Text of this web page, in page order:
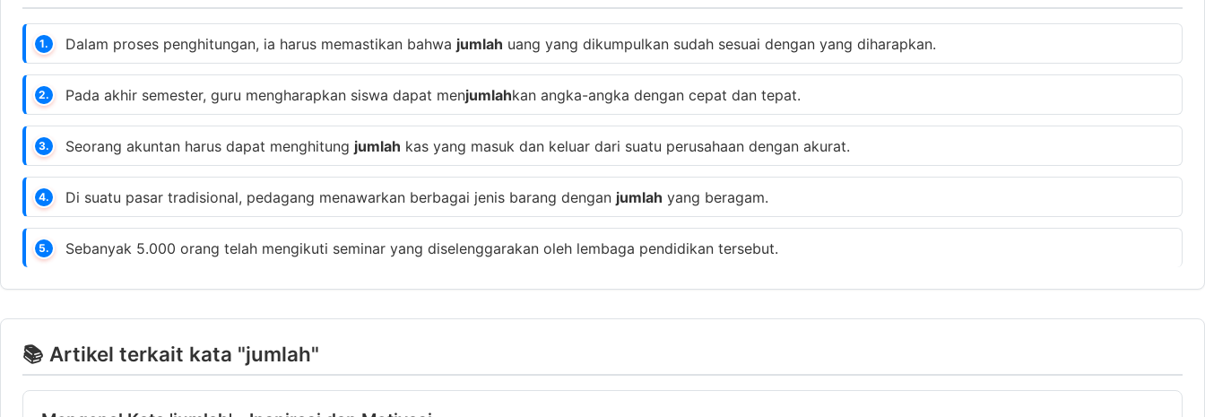
1. Dalam proses penghitungan, ia harus memastikan bahwa jumlah uang yang dikumpulkan sudah sesuai dengan yang diharapkan.
2. Pada akhir semester, guru mengharapkan siswa dapat menjumlahkan angka-angka dengan cepat dan tepat.
3. Seorang akuntan harus dapat menghitung jumlah kas yang masuk dan keluar dari suatu perusahaan dengan akurat.
4. Di suatu pasar tradisional, pedagang menawarkan berbagai jenis barang dengan jumlah yang beragam.
5. Sebanyak 5.000 orang telah mengikuti seminar yang diselenggarakan oleh lembaga pendidikan tersebut.
📚 Artikel terkait kata "jumlah"